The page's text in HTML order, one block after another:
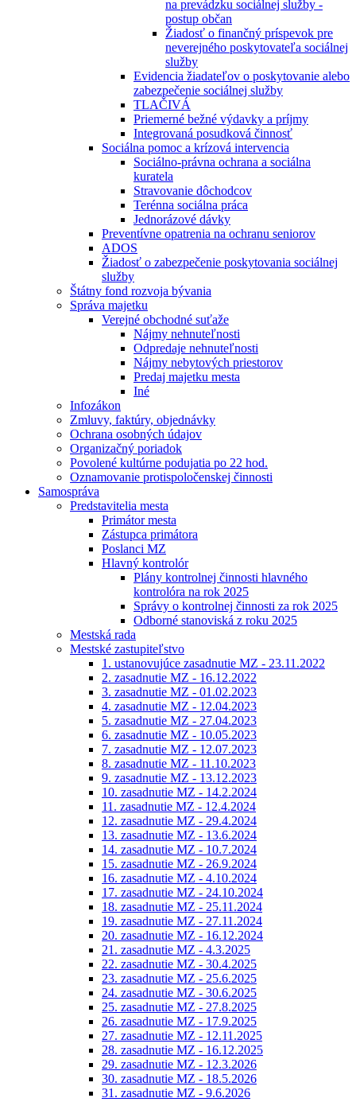
na prevádzku sociálnej služby -
postup občan
Žiadosť o finančný príspevok pre
neverejného poskytovateľa sociálnej
služby
Evidencia žiadateľov o poskytovanie alebo
zabezpečenie sociálnej služby
TLAČIVÁ
Priemerné bežné výdavky a príjmy
Integrovaná posudková činnosť
Sociálna pomoc a krízová intervencia
Sociálno-právna ochrana a sociálna
kuratela
Stravovanie dôchodcov
Terénna sociálna práca
Jednorázové dávky
Preventívne opatrenia na ochranu seniorov
ADOS
Žiadosť o zabezpečenie poskytovania sociálnej
služby
Štátny fond rozvoja bývania
Správa majetku
Verejné obchodné suťaže
Nájmy nehnuteľnosti
Odpredaje nehnuteľnosti
Nájmy nebytových priestorov
Predaj majetku mesta
Iné
Infozákon
Zmluvy, faktúry, objednávky
Ochrana osobných údajov
Organizačný poriadok
Povolené kultúrne podujatia po 22 hod.
Oznamovanie protispoločenskej činnosti
Samospráva
Predstavitelia mesta
Primátor mesta
Zástupca primátora
Poslanci MZ
Hlavný kontrolór
Plány kontrolnej činnosti hlavného
kontrolóra na rok 2025
Správy o kontrolnej činnosti za rok 2025
Odborné stanoviská z roku 2025
Mestská rada
Mestské zastupiteľstvo
1. ustanovujúce zasadnutie MZ - 23.11.2022
2. zasadnutie MZ - 16.12.2022
3. zasadnutie MZ - 01.02.2023
4. zasadnutie MZ - 12.04.2023
5. zasadnutie MZ - 27.04.2023
6. zasadnutie MZ - 10.05.2023
7. zasadnutie MZ - 12.07.2023
8. zasadnutie MZ - 11.10.2023
9. zasadnutie MZ - 13.12.2023
10. zasadnutie MZ - 14.2.2024
11. zasadnutie MZ - 12.4.2024
12. zasadnutie MZ - 29.4.2024
13. zasadnutie MZ - 13.6.2024
14. zasadnutie MZ - 10.7.2024
15. zasadnutie MZ - 26.9.2024
16. zasadnutie MZ - 4.10.2024
17. zasadnutie MZ - 24.10.2024
18. zasadnutie MZ - 25.11.2024
19. zasadnutie MZ - 27.11.2024
20. zasadnutie MZ - 16.12.2024
21. zasadnutie MZ - 4.3.2025
22. zasadnutie MZ - 30.4.2025
23. zasadnutie MZ - 25.6.2025
24. zasadnutie MZ - 30.6.2025
25. zasadnutie MZ - 27.8.2025
26. zasadnutie MZ - 17.9.2025
27. zasadnutie MZ - 12.11.2025
28. zasadnutie MZ - 16.12.2025
29. zasadnutie MZ - 12.3.2026
30. zasadnutie MZ - 18.5.2026
31. zasadnutie MZ - 9.6.2026